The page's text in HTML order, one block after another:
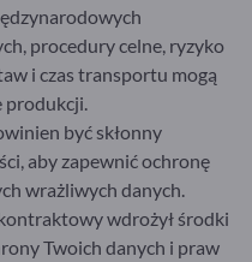
procedury celne, ryzyko
i czas transportu mogą
produkcji.
być skłonny
aby zapewnić ochronę
wrażliwych danych.
wdrożył środki
Twoich danych i praw